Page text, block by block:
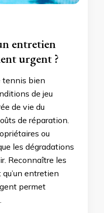
entretien
urgent ?
tennis bien
de jeu
de vie du
de réparation.
ou
les dégradations
Reconnaître les
entretien
permet